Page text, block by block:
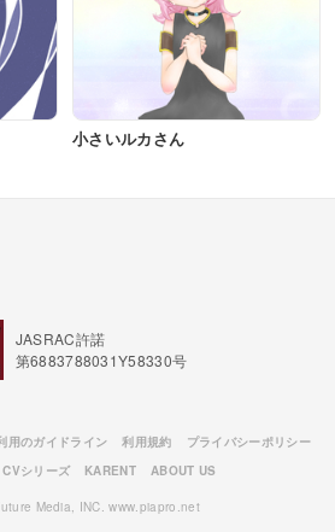
小さいルカさん
JASRAC許諾
第6883788031Y58330号
用のガイドライン 利用規約
プライバシーポリシー
CVシリーズ KARENT ABOUT US
Media, INC. www.piapro.net